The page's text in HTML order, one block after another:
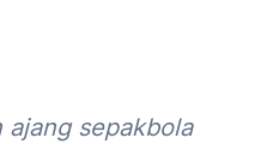
ajang sepakbola